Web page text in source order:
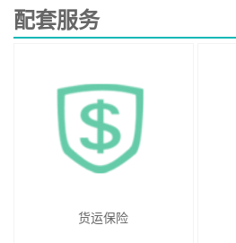
配套服务
货运保险